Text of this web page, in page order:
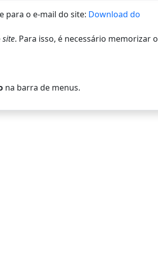
para o e-mail do site: Download do
site. Para isso, é necessário memorizar o
na barra de menus.